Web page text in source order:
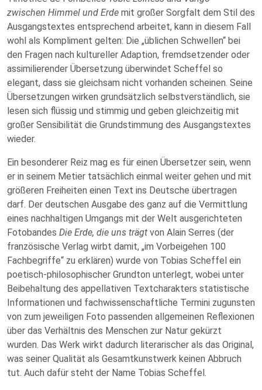
zwischen Himmel und Erde mit großer Sorgfalt dem Stil des
Ausgangstextes entsprechend arbeitet, kann in diesem Fall
wohl als Kompliment gelten: Die „üblichen Schwellen“ bei
den Fragen nach kultureller Adaption, fremdsetzender oder
assimilierender Übersetzung überwindet Scheffel so
elegant, dass sie gleichsam nicht vorhanden scheinen. Seine
Übersetzungen wirken grundsätzlich selbstverständlich, sie
lesen sich flüssig und stimmig und geben gleichzeitig mit
großer Sensibilität die Grundstimmung des Ausgangstextes
wieder.
Ein besonderer Reiz mag es für einen Übersetzer sein, wenn
er in seinem Metier tatsächlich einmal weiter gehen und mit
größeren Freiheiten einen Text ins Deutsche übertragen
darf. Der deutschen Ausgabe des ganz auf die Vermittlung
eines nachhaltigen Umgangs mit der Welt ausgerichteten
Fotobandes Die Erde, die uns trägt von Alain Serres (der
französische Verlag wirbt damit, „im Vorbeigehen 100
Fachbegriffe“ zu erklären) wurde von Tobias Scheffel ein
poetisch-philosophischer Grundton unterlegt, wobei unter
Beibehaltung des appellativen Textcharakters statistische
Informationen und fachwissenschaftliche Termini zugunsten
von zum jeweiligen Foto passenden allgemeinen Reflexionen
über das Verhältnis des Menschen zur Natur gekürzt
wurden. Das Werk wirkt dadurch literarischer als das Original,
was seiner Qualität als Gesamtkunstwerk keinen Abbruch
tut. Auch dafür steht der Name Tobias Scheffel.